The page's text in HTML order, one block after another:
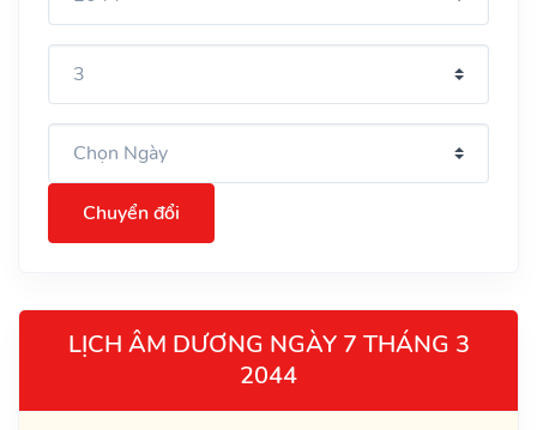
Chuyển đổi
LỊCH ÂM DƯƠNG NGÀY 7 THÁNG 3
2044